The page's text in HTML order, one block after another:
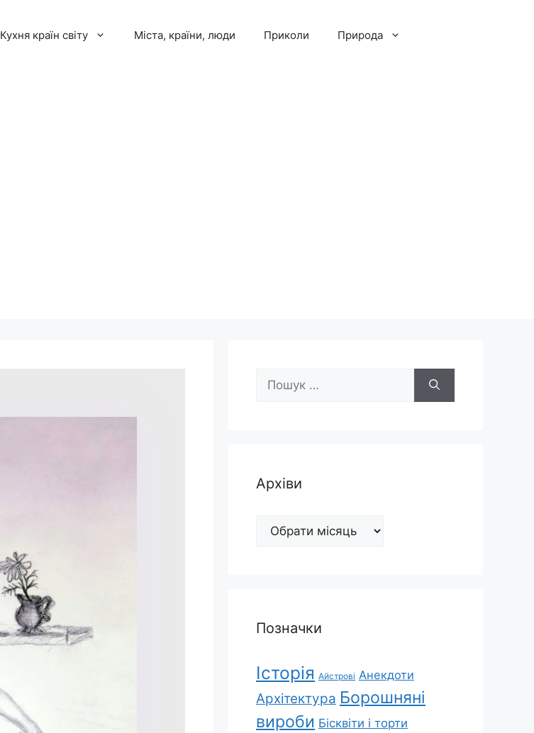
Кухня країн світу Міста, країни, люди Приколи Природа
Пошук:
Архіви
Архіви
Позначки
Історія Айстрові Анекдоти
Архітектура Борошняні
вироби Бісквіти і торти